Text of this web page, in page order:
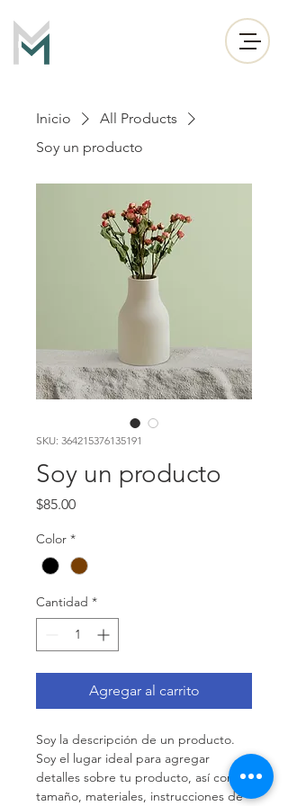
Inicio
All Products
Soy un producto
SKU: 364215376135191
Soy un producto
$85.00Precio
Color *
Cantidad *
Agregar al carrito
Soy la descripción de un producto.
Soy el lugar ideal para agregar
detalles sobre tu producto, así como
tamaño, materiales, instrucciones de